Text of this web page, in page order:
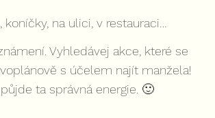
na ulici, v restauraci…
Vyhledávej akce, které se
s účelem najít manžela!
ta správná energie. 🙂